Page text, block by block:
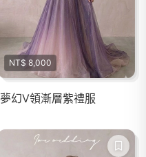
NT$ 8,000
夢幻V領漸層紫禮服